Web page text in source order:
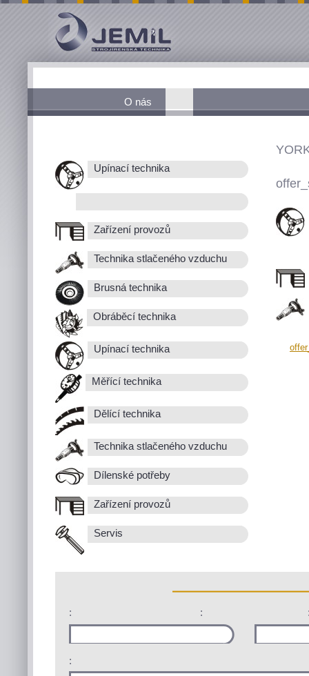
O nás
Upínací technika
Zařízení provozů
Technika stlačeného vzduchu
Brusná technika
Obráběcí technika
Upínací technika
Měřící technika
Dělící technika
Technika stlačeného vzduchu
Dílenské potřeby
Zařízení provozů
Servis
: :
: